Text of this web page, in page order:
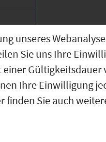
unseres
Sie uns Ihre
Gültigkeitsdauer
Ihre Einwilligung
finden Sie auch